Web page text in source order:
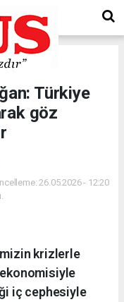
Türkiye
göz
26.05.2026 - 12:20
krizlerle
iç cephesiyle